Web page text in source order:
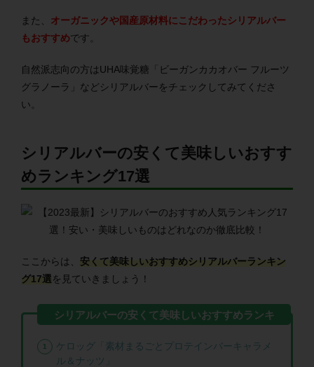
また、 オーガニックや国産原材料にこだわったシリアルバー
もおすすめです。
自然派志向の方はUHA味覚糖「ビーガンカカオバー フルーツ
グラノーラ」などシリアルバーをチェックしてみてくださ
い。
シリアルバーの安くて美味しいおすす
めランキング17選
ここからは、 安くて美味しいおすすめシリアルバーランキン
グ17選を見ていきましょう！
ケロッグ「素材まるごとプロテインバーキャラメ
ル＆ナッツ」